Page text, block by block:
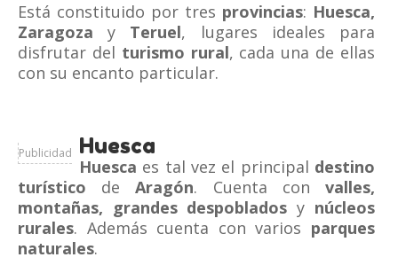
Está constituido por tres provincias: Huesca,
Zaragozay Teruel, lugares ideales para
disfrutar del turismo rural, cada una de ellas
con su encanto particular.
Publicidad Huesca
Huesca es tal vez el principal destino
turístico deAragón. Cuenta con valles,
montañas, grandes despobladosy núcleos
rurales. Además cuenta con varios parques
naturales.